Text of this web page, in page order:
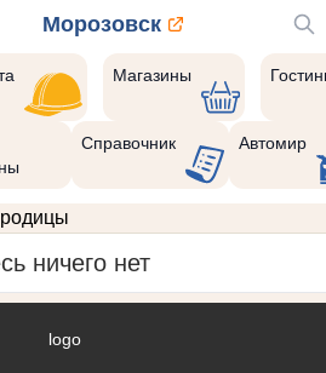
Морозовск
Магазины
Справочник Автомир
ничего нет